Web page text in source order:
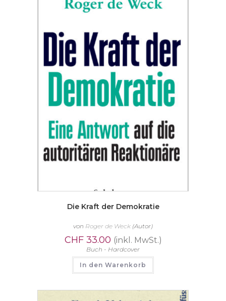
Die Kraft der Demokratie
von Roger de Weck (Autor)
CHF33.00 (inkl. MwSt.)
Buch - Hardcover
In den Warenkorb